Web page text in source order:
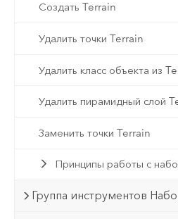
Создать Terrain
Удалить точки Terrain
Удалить класс объекта из
Удалить пирамидный слой
Заменить точки Terrain
Принципы работы с
Группа инструментов